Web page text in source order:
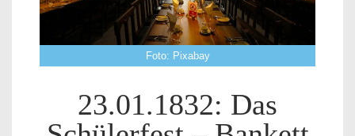
Foto: Pixabay
23.01.1832: Das